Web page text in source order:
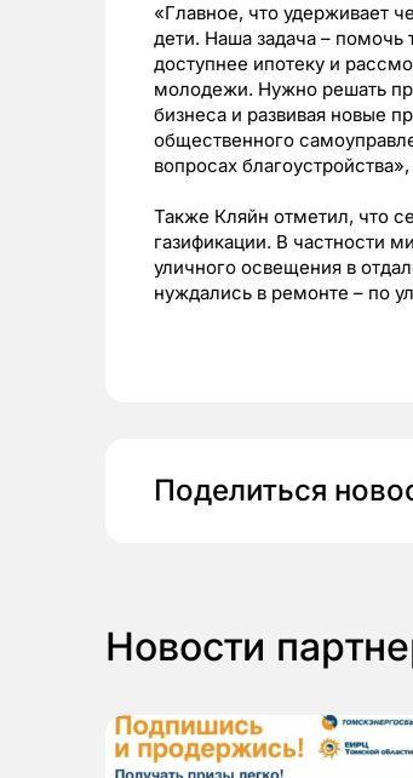
«Главное, что удерживает
дети. Наша задача –
доступнее ипотеку и
молодежи. Нужно решать
бизнеса и развивая новые
общественного
вопросах
Также Кляйн отметил, что
газификации. В частности
уличного освещения в
нуждались в ремонте – по
Поделиться
Новости